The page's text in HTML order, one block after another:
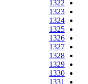
1322
1323
1324
1325
1326
1327
1328
1329
1330
1331